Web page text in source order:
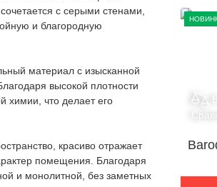
с серыми стенами,
и благородную
материал с изысканной
высокой плотности
химии, что делает его
красиво отражает
помещения. Благодаря
и монолитной, без заметных